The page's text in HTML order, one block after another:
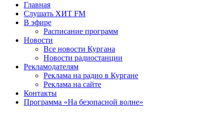
Главная
Слушать ХИТ FM
В эфире
Расписание программ
Новости
Все новости Кургана
Новости радиостанции
Рекламодателям
Реклама на радио в Кургане
Реклама на сайте
Контакты
Программа «На безопасной волне»